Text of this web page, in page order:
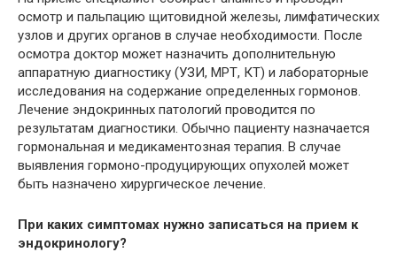
осмотр и пальпацию щитовидной железы, лимфатических
узлов и других органов в случае необходимости. После
осмотра доктор может назначить дополнительную
аппаратную диагностику (УЗИ, МРТ, КТ) и лабораторные
исследования на содержание определенных гормонов.
Лечение эндокринных патологий проводится по
результатам диагностики. Обычно пациенту назначается
гормональная и медикаментозная терапия. В случае
выявления гормоно-продуцирующих опухолей может
быть назначено хирургическое лечение.
При каких симптомах нужно записаться на прием к
эндокринологу?